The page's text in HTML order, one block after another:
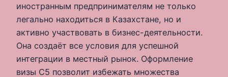
иностранным предпринимателям не только
легально находиться в Казахстане, но и
активно участвовать в бизнес-деятельности.
Она создаёт все условия для успешной
интеграции в местный рынок. Оформление
визы С5 позволит избежать множества